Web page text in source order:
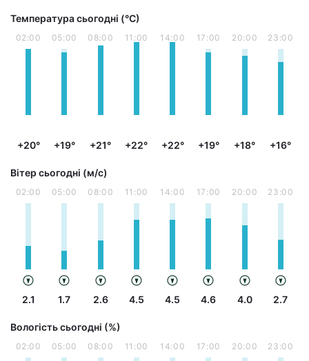
Температура сьогодні (°С)
02:00
+20°
05:00
+19°
08:00
+21°
11:00
+22°
14:00
+22°
17:00
+19°
20:00
+18°
23:00
+16°
Вітер сьогодні (м/с)
02:00
2.1
05:00
1.7
08:00
2.6
11:00
4.5
14:00
4.5
17:00
4.6
20:00
4.0
23:00
2.7
Вологість сьогодні (%)
02:00 05:00 08:00 11:00 14:00 17:00 20:00 23:00